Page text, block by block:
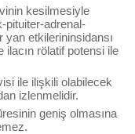
kesilmesiyle
pituiter-adrenal-
etkilerininsidansı
rölatif potensi ile
ile ilişkili olabilecek
izlenmelidir.
geniş olmasına